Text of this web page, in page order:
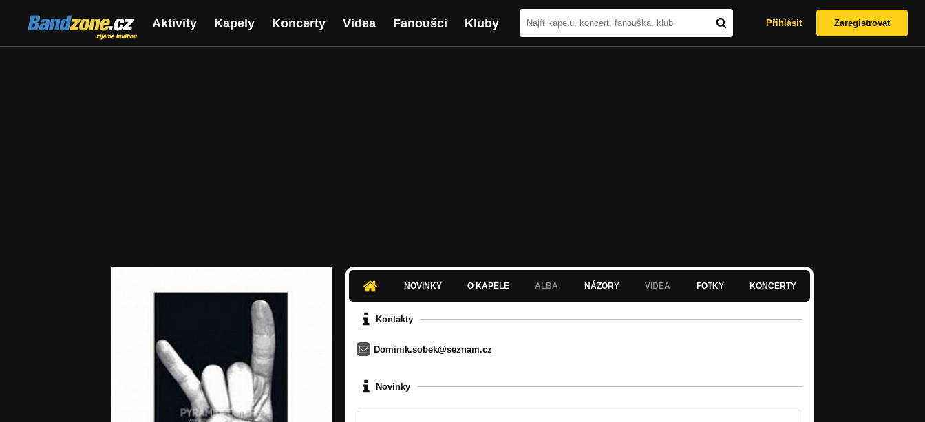
Bandzone.cz
žijeme hudbou
Aktivity Kapely Koncerty Videa Fanoušci Kluby Přihlásit Zaregistrovat
NOVINKY O KAPELE ALBA NÁZORY VIDEA FOTKY KONCERTY
Kontakty
Dominik.sobek@seznam.cz
Novinky